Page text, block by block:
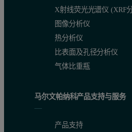
Figure 2.
In the Baseline tab in the analysis
X射线荧光光谱仪 (XRF
图像分析仪
热分析仪
比表面及孔径分析仪
气体比重瓶
马尔文帕纳科产品支持与服务
产品支持